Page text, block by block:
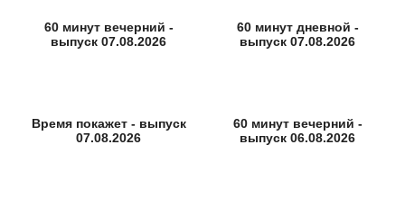
60 минут вечерний -
выпуск 07.08.2026
60 минут дневной -
выпуск 07.08.2026
Время покажет - выпуск
07.08.2026
60 минут вечерний -
выпуск 06.08.2026